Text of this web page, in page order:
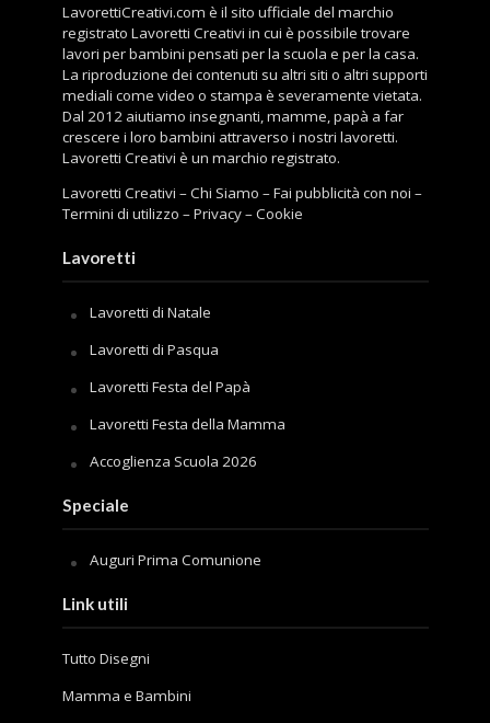
LavorettiCreativi.com è il sito ufficiale del marchio
registrato Lavoretti Creativi in cui è possibile trovare
lavori per bambini pensati per la scuola e per la casa.
La riproduzione dei contenuti su altri siti o altri supporti
mediali come video o stampa è severamente vietata.
Dal 2012 aiutiamo insegnanti, mamme, papà a far
crescere i loro bambini attraverso i nostri lavoretti.
Lavoretti Creativi è un marchio registrato.
Lavoretti Creativi –Chi Siamo –Fai pubblicità con noi –
Termini di utilizzo –Privacy–Cookie
Lavoretti
Lavoretti di Natale
Lavoretti di Pasqua
Lavoretti Festa del Papà
Lavoretti Festa della Mamma
Accoglienza Scuola 2026
Speciale
Auguri Prima Comunione
Link utili
Tutto Disegni
Mamma e Bambini